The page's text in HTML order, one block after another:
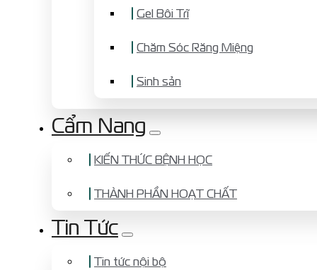
Gel Bôi Trĩ
Chăm Sóc Răng Miệng
Sinh sản
Cẩm Nang
KIẾN THỨC BỆNH HỌC
THÀNH PHẦN HOẠT CHẤT
Tin Tức
Tin tức nội bộ